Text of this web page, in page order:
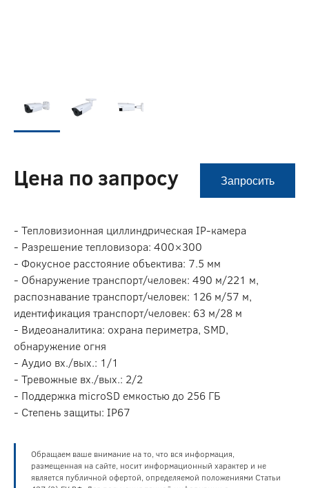
Цена по запросу Запросить
- Тепловизионная циллиндрическая IP-камера
- Разрешение тепловизора: 400×300
- Фокусное расстояние объектива: 7.5 мм
- Обнаружение транспорт/человек: 490 м/221 м,
распознавание транспорт/человек: 126 м/57 м,
идентификация транспорт/человек: 63 м/28 м
- Видеоаналитика: охрана периметра, SMD,
обнаружение огня
- Аудио вх./вых.: 1/1
- Тревожные вх./вых.: 2/2
- Поддержка microSD емкостью до 256 ГБ
- Степень защиты: IP67
Обращаем ваше внимание на то, что вся информация,
размещенная на сайте, носит информационный характер и не
является публичной офертой, определяемой положениями Статьи